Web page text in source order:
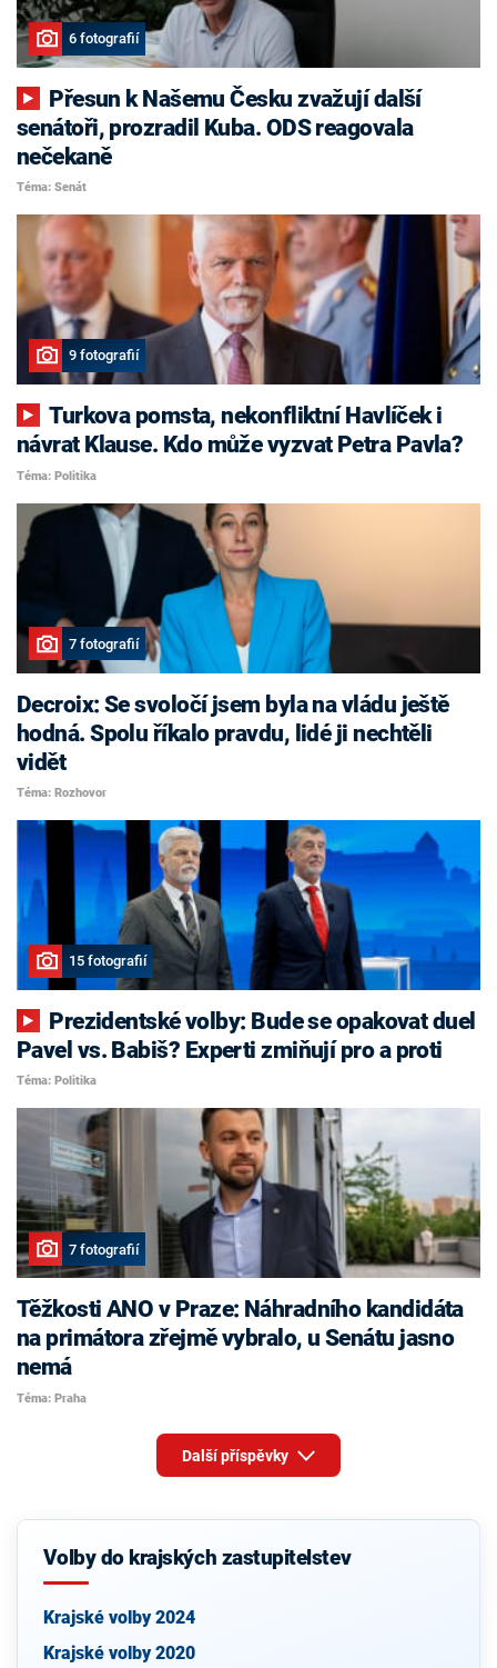
6 fotografií
senátoři, prozradil Kuba. ODS reagovala
nečekaně
Téma: Senát
9 fotografií
Turkova pomsta, nekonfliktní Havlíček i
návrat Klause. Kdo může vyzvat Petra Pavla?
Téma: Politika
7 fotografií
Decroix: Se svoločí jsem byla na vládu ještě
hodná. Spolu říkalo pravdu, lidé ji nechtěli
vidět
Téma: Rozhovor
15 fotografií
Pavel vs. Babiš? Experti zmiňují pro a proti
Téma: Politika
7 fotografií
Těžkosti ANO v Praze: Náhradního kandidáta
na primátora zřejmě vybralo, u Senátu jasno
nemá
Téma: Praha
Další příspěvky
Volby do krajských zastupitelstev
Krajské volby 2024
Krajské volby 2020